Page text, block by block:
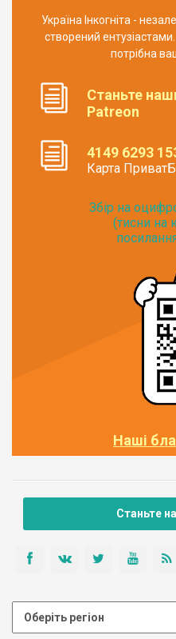
Україна Інкогніта -
створений
потрібна
Станьте
Patreon
4149 6293
Карта
Збір на
(тисни на
Наші
Станьте